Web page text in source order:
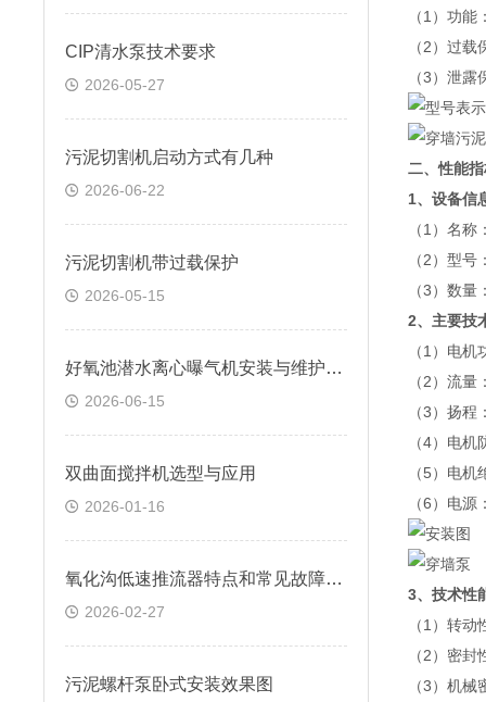
CIP清水泵技术要求
2026-05-27
污泥切割机启动方式有几种
2026-06-22
​污泥切割机带过载保护
2026-05-15
好氧池潜水离心曝气机安装与维护要点
2026-06-15
双曲面搅拌机选型与应用
2026-01-16
氧化沟低速推流器特点和常见故障维修
2026-02-27
污泥螺杆泵卧式安装效果图
（1）功
（2）过
（3）泄
二、性能
1、设备信
（1）名
（2）型
（3）数量
2、主要技
（1）电
（2）流
（3）扬
（4）电
（5）电
（6）电
3、技术性
（1）转
（2）密
（3）机